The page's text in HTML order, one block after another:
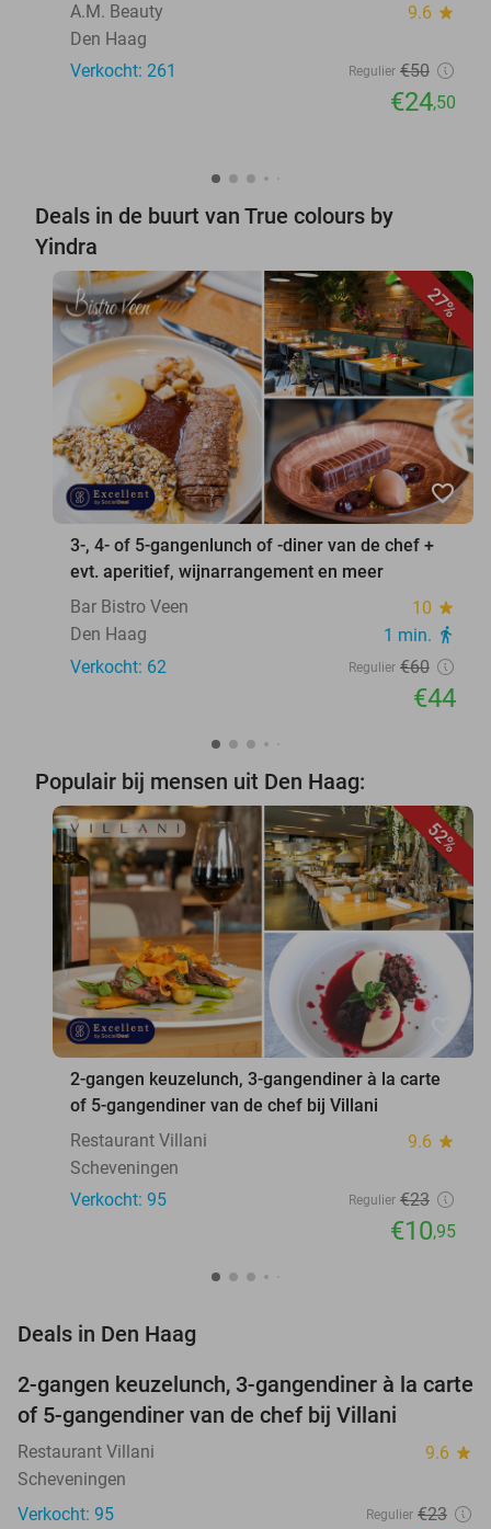
A.M. Beauty
9.6 star
Den Haag
Verkocht: 261
Regulier €50
€24,50
Deals in de buurt van True colours by
Yindra
27%
favorite_border
3-, 4- of 5-gangenlunch of -diner van de chef +
evt. aperitief, wijnarrangement en meer
Bar Bistro Veen
10 star
Den Haag 1 min. directions_walk
Verkocht: 62 Regulier €60
€44
Populair bij mensen uit Den Haag:
52%
2-gangen keuzelunch, 3-gangendiner à la carte
of 5-gangendiner van de chef bij Villani
Restaurant Villani
9.6 star
Scheveningen
Verkocht: 95
Regulier €23
€10,95
Deals in Den Haag
52%
2-gangen keuzelunch, 3-gangendiner à la carte
of 5-gangendiner van de chef bij Villani
Restaurant Villani 9.6 star
Scheveningen
Verkocht: 95
Regulier €23